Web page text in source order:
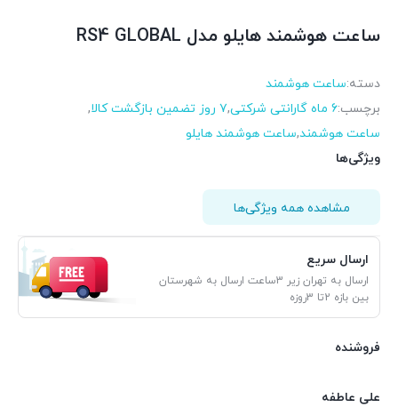
ساعت هوشمند هایلو مدل RS4 GLOBAL
دسته:ساعت هوشمند
برچسب:6 ماه گارانتی شرکتی ,۷ روز تضمین بازگشت کالا
,
ساعت هوشمند,ساعت هوشمند هایلو
ویژگی‌ها
مشاهده همه ویژگی‌ها
ارسال سریع
ارسال به تهران زیر 3ساعت ارسال به شهرستان
بین بازه 2تا 3روزه
فروشنده
علی عاطفه